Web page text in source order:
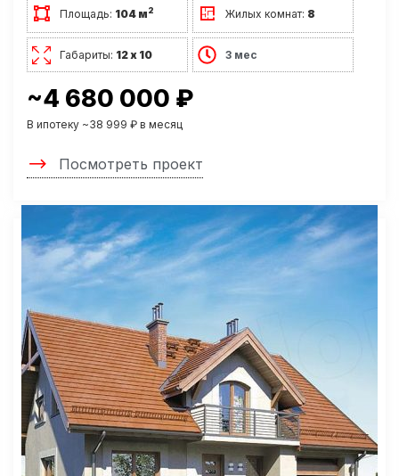
Площадь: 104 м2 Жилых комнат: 8
Габариты: 12 х 10 3 мес
~4 680 000 ₽
В ипотеку ~38 999 ₽ в месяц
Посмотреть проект